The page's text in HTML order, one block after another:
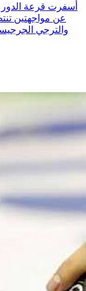
أسفرت قرعة الدور
عن مواجهتين
والترجي